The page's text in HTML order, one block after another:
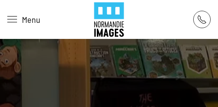
Skip to main content
Menu
Panneau de gestion des cookies